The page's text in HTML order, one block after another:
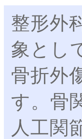
整形外
象とし
骨折外
す。骨
人工関